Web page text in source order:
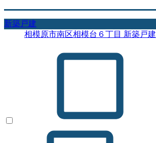
新築戸建
相模原市南区相模台６丁目 新築戸建